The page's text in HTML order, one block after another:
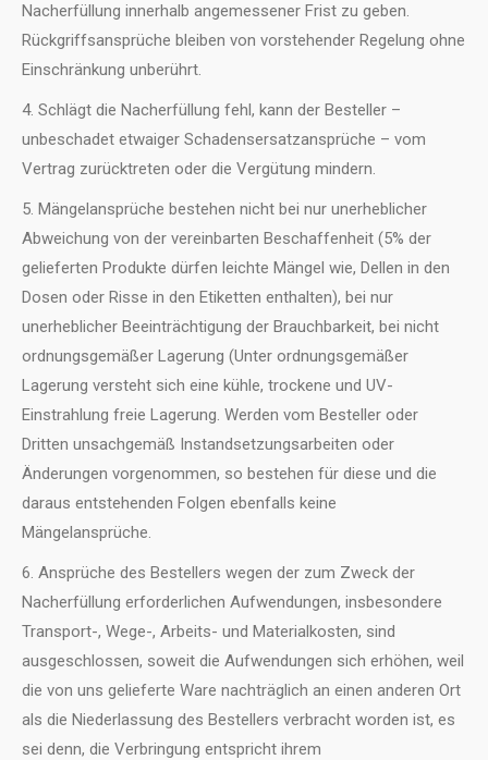
Nacherfüllung innerhalb angemessener Frist zu geben.
Rückgriffsansprüche bleiben von vorstehender Regelung ohne
Einschränkung unberührt.
4. Schlägt die Nacherfüllung fehl, kann der Besteller –
unbeschadet etwaiger Schadensersatzansprüche – vom
Vertrag zurücktreten oder die Vergütung mindern.
5. Mängelansprüche bestehen nicht bei nur unerheblicher
Abweichung von der vereinbarten Beschaffenheit (5% der
gelieferten Produkte dürfen leichte Mängel wie, Dellen in den
Dosen oder Risse in den Etiketten enthalten), bei nur
unerheblicher Beeinträchtigung der Brauchbarkeit, bei nicht
ordnungsgemäßer Lagerung (Unter ordnungsgemäßer
Lagerung versteht sich eine kühle, trockene und UV-
Einstrahlung freie Lagerung. Werden vom Besteller oder
Dritten unsachgemäß Instandsetzungsarbeiten oder
Änderungen vorgenommen, so bestehen für diese und die
daraus entstehenden Folgen ebenfalls keine
Mängelansprüche.
6. Ansprüche des Bestellers wegen der zum Zweck der
Nacherfüllung erforderlichen Aufwendungen, insbesondere
Transport-, Wege-, Arbeits- und Materialkosten, sind
ausgeschlossen, soweit die Aufwendungen sich erhöhen, weil
die von uns gelieferte Ware nachträglich an einen anderen Ort
als die Niederlassung des Bestellers verbracht worden ist, es
sei denn, die Verbringung entspricht ihrem